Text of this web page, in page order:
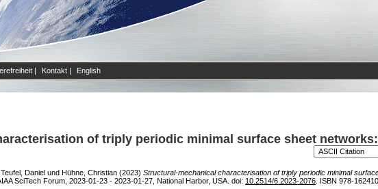
| Kontakt | English
of triply periodic minimal surface sheet
Teufel, Daniel und Hühne, Christian (2023) Structural-mechanical characterisation of triply periodic minimal
SciTech Forum, 2023-01-23 - 2023-01-27, National Harbor, USA. doi: 10.2514/6.2023-2076 . ISBN 978-